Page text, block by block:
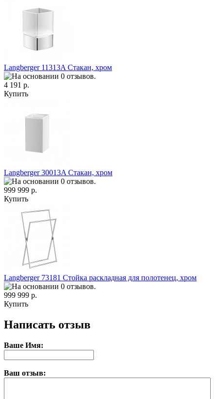
Langberger 11313A Стакан, хром
4 191 р.
Купить
Langberger 30013A Стакан, хром
999 999 р.
Купить
Langberger 73181 Стойка раскладная для полотенец, хром
999 999 р.
Купить
Написать отзыв
Ваше Имя:
Ваш отзыв: